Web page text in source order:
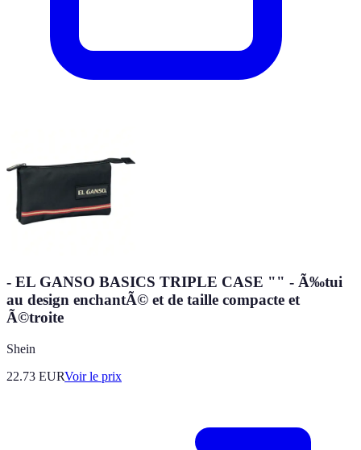
- EL GANSO BASICS TRIPLE CASE "" - Ã‰tui
au design enchantÃ© et de taille compacte et
Ã©troite
Shein
22.73 EURVoir le prix